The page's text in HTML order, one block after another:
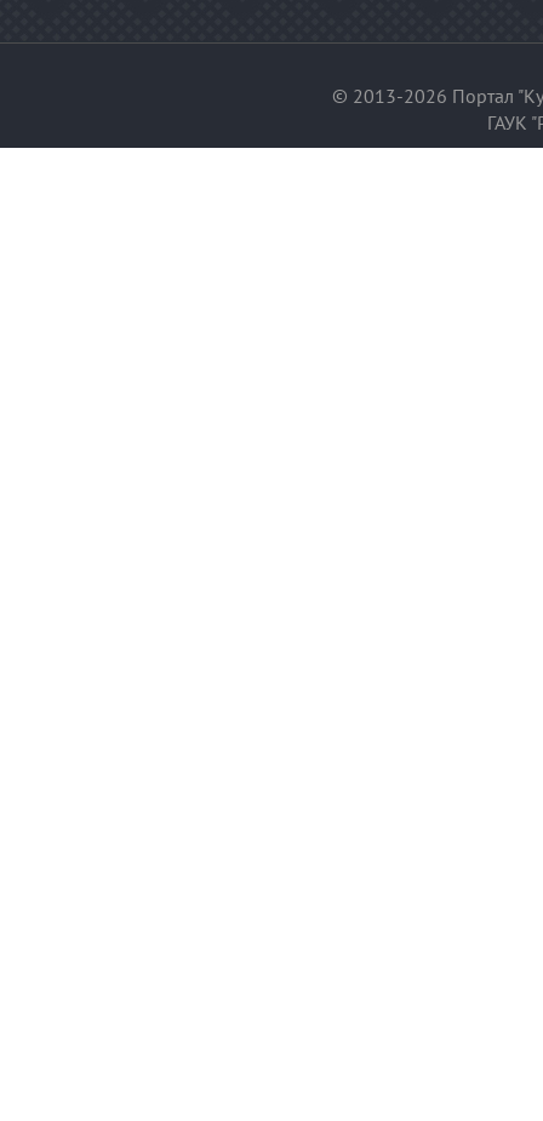
© 2013-2026 Портал
ГАУК